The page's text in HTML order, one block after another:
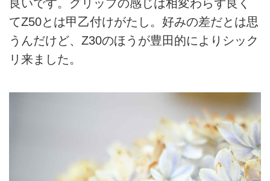
良いです。グリップの感じは相変わらず良く
てZ50とは甲乙付けがたし。好みの差だとは思
うんだけど、Z30のほうが豊田的によりシック
リ来ました。